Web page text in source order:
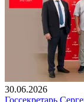
30.06.2026
Госсекретарь